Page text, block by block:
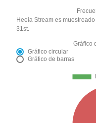
Heeia Stream es
31st.
Gráfico
Gráfico circular
Gráfico de barras